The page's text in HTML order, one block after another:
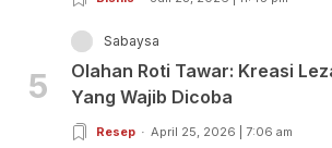
5
Sabaysa
Olahan Roti Tawar: Kreasi
Yang Wajib Dicoba
Resep April 25, 2026 | 7:06 am